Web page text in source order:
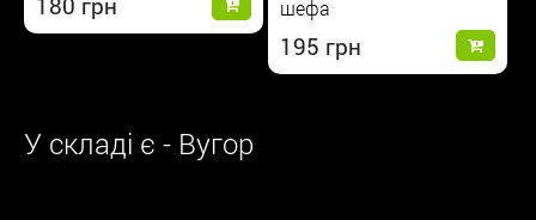
шефа
195
У складі є - Вугор